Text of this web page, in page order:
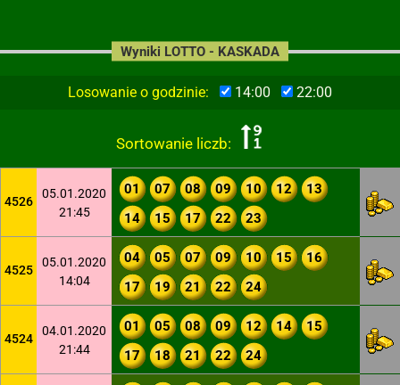
Losowanie o godzinie: 14:00 22:00
Sortowanie liczb:
Wyniki LOTTO - KASKADA
4526
05.01.2020
21:45
01 07 08 09 10 12
13
14
15 17 22 23
4525
05.01.2020
14:04
04 05 07 09 10 15
16
17
19 21 22 24
4524
04.01.2020
21:44
01 05 08 09 12 14
15
17
18 21 22 24